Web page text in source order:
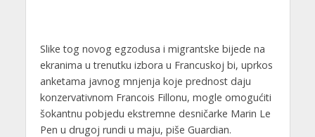
Slike tog novog egzodusa i migrantske bijede na
ekranima u trenutku izbora u Francuskoj bi, uprkos
anketama javnog mnjenja koje prednost daju
konzervativnom Francois Fillonu, mogle omogućiti
šokantnu pobjedu ekstremne desničarke Marin Le
Pen u drugoj rundi u maju, piše Guardian.